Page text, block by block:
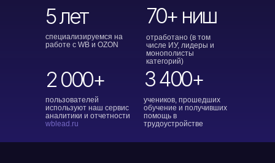
3 400+
учеников, прошедших
обучение и получивших
помощь в
трудоустройстве
2 000+
пользователей
используют наш сервис
аналитики и отчетности
wblead.ru
70+ ниш
отработано (в том
числе ИУ, лидеры и
монополисты
категорий)
5 лет
специализируемся на
работе с WB и OZON